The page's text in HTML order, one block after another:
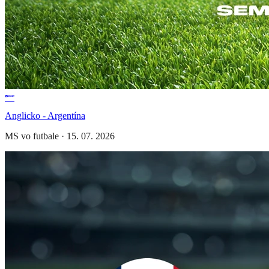
Anglicko - Argentína
MS vo futbale · 15. 07. 2026